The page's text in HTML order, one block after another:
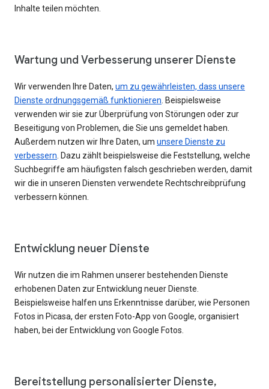
Inhalte teilen möchten.
Wartung und Verbesserung unserer Dienste
Wir verwenden Ihre Daten, um zu gewährleisten, dass unsere
Dienste ordnungsgemäß funktionieren . Beispielsweise
verwenden wir sie zur Überprüfung von Störungen oder zur
Beseitigung von Problemen, die Sie uns gemeldet haben.
Außerdem nutzen wir Ihre Daten, um unsere Dienste zu
verbessern . Dazu zählt beispielsweise die Feststellung, welche
Suchbegriffe am häufigsten falsch geschrieben werden, damit
wir die in unseren Diensten verwendete Rechtschreibprüfung
verbessern können.
Entwicklung neuer Dienste
Wir nutzen die im Rahmen unserer bestehenden Dienste
erhobenen Daten zur Entwicklung neuer Dienste.
Beispielsweise halfen uns Erkenntnisse darüber, wie Personen
Fotos in Picasa, der ersten Foto-App von Google, organisiert
haben, bei der Entwicklung von Google Fotos.
Bereitstellung personalisierter Dienste,